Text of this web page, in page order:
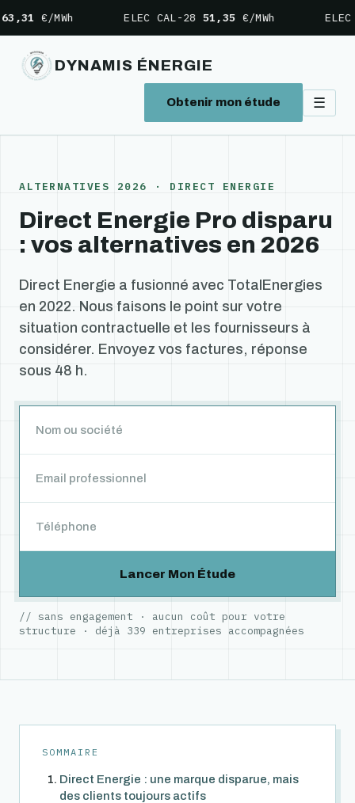
contenu
MWh ELEC CAL-2851,35€/MWh ELEC CAL-
DYNAMIS ÉNERGIE
Obtenir mon étude ☰
ALTERNATIVES 2026 · DIRECT ENERGIE
Direct Energie Pro disparu
: vos alternatives en 2026
Direct Energie a fusionné avec TotalEnergies
en 2022. Nous faisons le point sur votre
situation contractuelle et les fournisseurs à
considérer. Envoyez vos factures, réponse
sous 48 h.
Lancer Mon Étude
// sans engagement · aucun coût pour votre
structure · déjà 339 entreprises accompagnées
SOMMAIRE
Direct Energie : une marque disparue, mais
des clients toujours actifs